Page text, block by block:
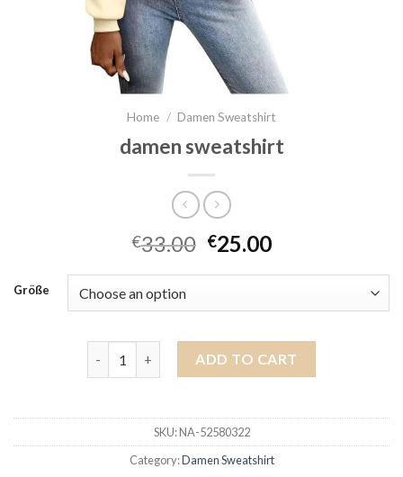
Home / Damen Sweatshirt
damen sweatshirt
€33.00 €25.00
Größe
damen sweatshirt quantity
ADD TO CART
SKU:NA-52580322
Category:Damen Sweatshirt